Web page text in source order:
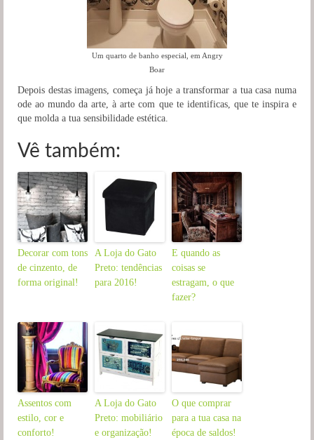
Um quarto de banho especial, em Angry
Boar
Depois destas imagens, começa já hoje a transformar a tua casa numa
ode ao mundo da arte, à arte com que te identificas, que te inspira e
que molda a tua sensibilidade estética.
Vê também:
Decorar com tons
de cinzento, de
forma original!
A Loja do Gato
Preto: tendências
para 2016!
E quando as
coisas se
estragam, o que
fazer?
Assentos com
estilo, cor e
conforto!
A Loja do Gato
Preto: mobiliário
e organização!
O que comprar
para a tua casa na
época de saldos!